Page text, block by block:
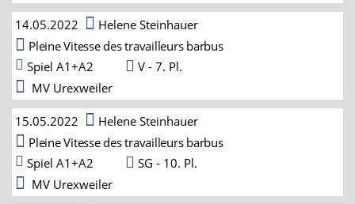
14.05.2022
Helene Steinhauer
Pleine Vitesse des travailleurs barbus
Spiel A1+A2
V - 7. Pl.
MV Urexweiler
15.05.2022
Helene Steinhauer
Pleine Vitesse des travailleurs barbus
Spiel A1+A2
SG - 10. Pl.
MV Urexweiler